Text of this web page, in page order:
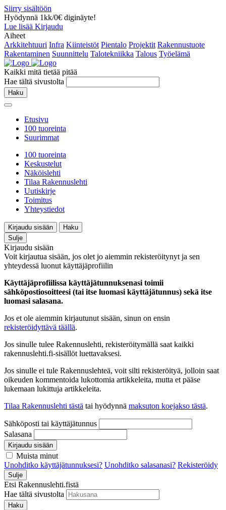
Siirry sisältöön
Hyödynnä 1kk/0€ diginäyte!
Lue lisää Kirjaudu
Aiheet
Arkkitehtuuri Infra Kiinteistöt Pientalo Projektit Rakennustuote
Rakentaminen Suunnittelu Talotekniikka Talous Työelämä
Kaikki mitä tietää pitää
Hae tältä sivustolta
Haku
Etusivu
100 tuoreinta
Suurimmat
100 tuoreinta
Keskustelut
Näköislehti
Tilaa Rakennuslehti
Uutiskirje
Toimitus
Yhteystiedot
Kirjaudu sisään
Haku
Sulje
Kirjaudu sisään
Voit kirjautua sisään, jos olet jo aiemmin rekisteröitynyt ja sen
yhteydessä luonut käyttäjäprofiilin
Käyttäjäprofiilissa käyttäjätunnuksenasi toimii
sähköpostiosoitteesi (tai itse luomasi käyttäjätunnus) sekä itse
luomasi salasana.
Jos et ole aiemmin kirjautunut sisään, sinun on ensin
rekisteröidyttävä täällä.
Jos sinulle tulee Rakennuslehti, rekisteröitymällä saat kaikki
rakennuslehti.fi-sisällöt luettavaksesi.
Jos sinulle ei tule Rakennuslehteä, voit silti rekisteröityä, jolloin saat
oikeuden kommentoida lukottomia artikkeleita, mutta et pääse
lukemaan lukittuja artikkeleita.
Tilaa Rakennuslehti tästä tai hyödynnä maksuton koejakso tästä.
Sähköposti tai käyttäjätunnus
Salasana
Kirjaudu sisään
Muista minut
Unohditko käyttäjätunnuksesi? Unohditko salasanasi? Rekisteröidy
Sulje
Etsi Rakennuslehti.fistä
Hae tältä sivustolta
Haku